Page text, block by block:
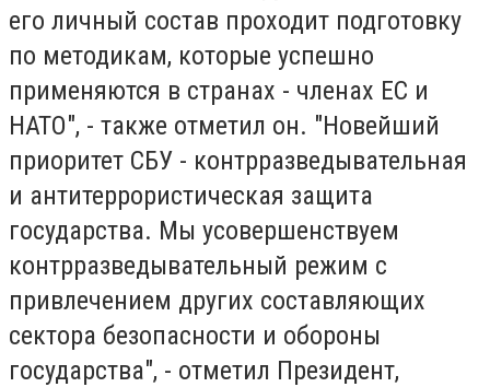
его личный состав проходит подготовку
по методикам, которые успешно
применяются в странах - членах ЕС и
НАТО", - также отметил он. "Новейший
приоритет СБУ - контрразведывательная
и антитеррористическая защита
государства. Мы усовершенствуем
контрразведывательный режим с
привлечением других составляющих
сектора безопасности и обороны
государства", - отметил Президент,